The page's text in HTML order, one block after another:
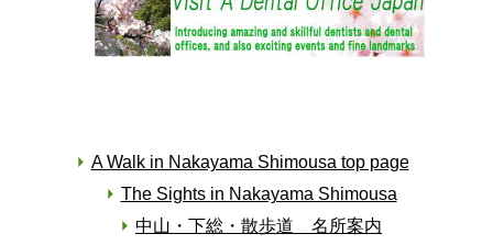
A Walk in Nakayama Shimousa top page
The Sights in Nakayama Shimousa
中山・下総・散歩道 名所案内